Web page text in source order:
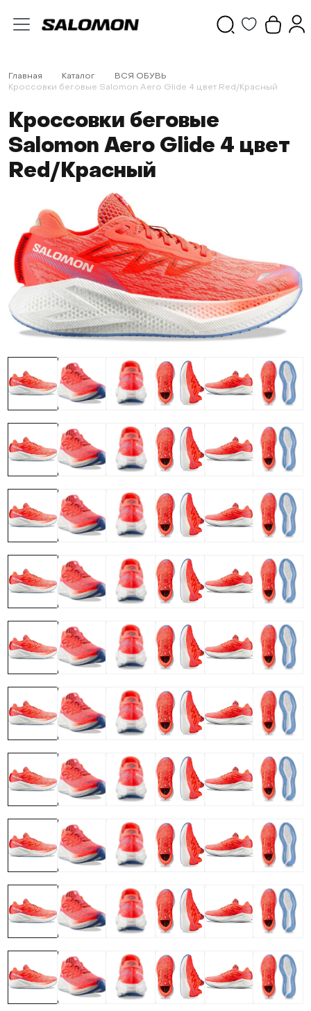
Главная Каталог
ВСЯ ОБУВЬ
Кроссовки беговые Salomon Aero Glide 4 цвет Red/Красный
Кроссовки беговые
Salomon Aero Glide 4 цвет
Red/Красный